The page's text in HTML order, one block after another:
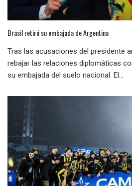
Brasil retiró su embajada de Argentina
Tras las acusaciones del presidente
rebajar las relaciones diplomáticas
su embajada del suelo nacional. El...